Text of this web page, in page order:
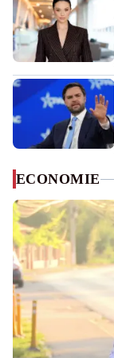
ECONOMIE